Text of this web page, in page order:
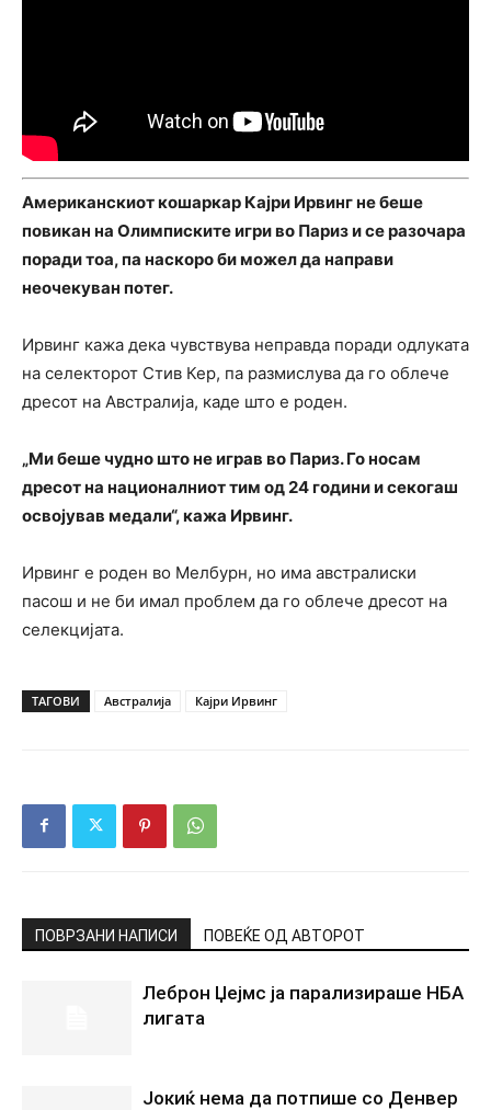
Американскиот кошаркар Кајри Ирвинг не беше
повикан на Олимписките игри во Париз и се разочара
поради тоа, па наскоро би можел да направи
неочекуван потег.
Ирвинг кажа дека чувствува неправда поради одлуката
на селекторот Стив Кер, па размислува да го облече
дресот на Австралија, каде што е роден.
„Ми беше чудно што не играв во Париз. Го носам
дресот на националниот тим од 24 години и секогаш
освојував медали“, кажа Ирвинг.
Ирвинг е роден во Мелбурн, но има австралиски
пасош и не би имал проблем да го облече дресот на
селекцијата.
ТАГОВИ Австралија Кајри Ирвинг
ПОВРЗАНИ НАПИСИ ПОВЕЌЕ ОД АВТОРОТ
Леброн Џејмс ја парализираше НБА
лигата
Јокиќ нема да потпише со Денвер